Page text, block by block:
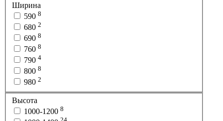
Ширина
590 8
680 2
690 8
760 8
790 4
800 8
980 2
Высота
1000-1200 8